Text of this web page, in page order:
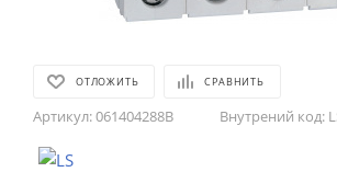
ОТЛОЖИТЬ СРАВНИТЬ
Артикул:061404288B Внутрений код: